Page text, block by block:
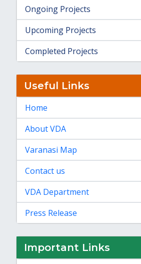
Ongoing Projects
Upcoming Projects
Completed Projects
Useful Links
Home
About VDA
Varanasi Map
Contact us
VDA Department
Press Release
Important Links